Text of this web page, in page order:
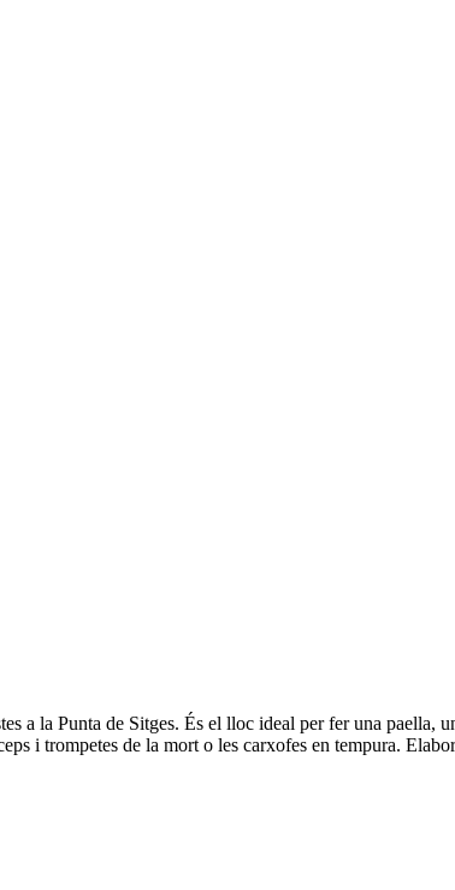
la Punta de Sitges. És el lloc ideal per fer una paella,
i trompetes de la mort o les carxofes en tempura.